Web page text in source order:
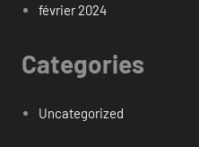
février 2024
Categories
Uncategorized